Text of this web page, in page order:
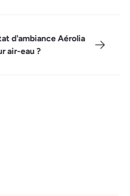
d'ambiance Aérolia
air-eau ?